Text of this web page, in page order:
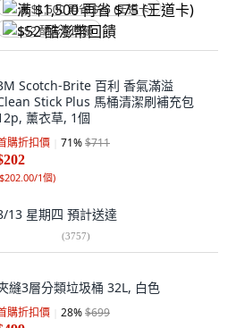
满 $1,500 再省 $75 (王道卡)
$52 酷澎幣回饋
Scotch-Brite 百利 香氣滿溢
Stick Plus 馬桶清潔刷補充包
薰衣草, 1個
購折扣價 71%$711
$202.00/1個)
13 星期四 預計送達
(3757)
縫3層分類垃圾桶 32L, 白色
購折扣價 28%$699